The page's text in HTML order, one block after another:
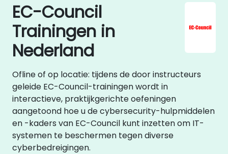
EC-Council
Trainingen in
Nederland
Ofline of op locatie: tijdens de door instructeurs
geleide EC-Council-trainingen wordt in
interactieve, praktijkgerichte oefeningen
aangetoond hoe u de cybersecurity-hulpmiddelen
en -kaders van EC-Council kunt inzetten om IT-
systemen te beschermen tegen diverse
cyberbedreigingen.